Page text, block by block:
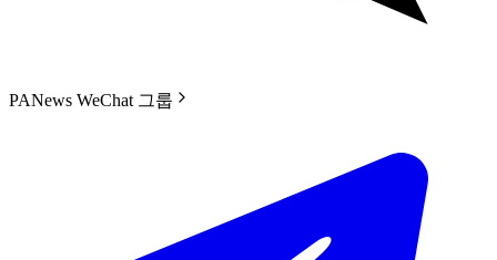
PANews WeChat 그룹